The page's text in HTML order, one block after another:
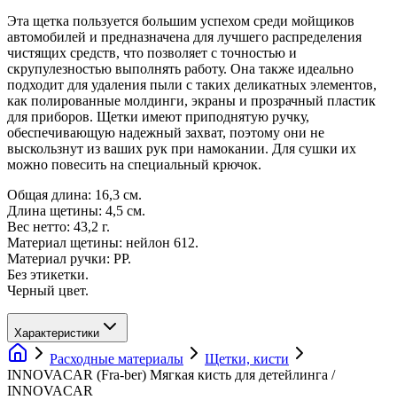
Эта щетка пользуется большим успехом среди мойщиков
автомобилей и предназначена для лучшего распределения
чистящих средств, что позволяет с точностью и
скрупулезностью выполнять работу. Она также идеально
подходит для удаления пыли с таких деликатных элементов,
как полированные молдинги, экраны и прозрачный пластик
для приборов. Щетки имеют приподнятую ручку,
обеспечивающую надежный захват, поэтому они не
выскользнут из ваших рук при намокании. Для сушки их
можно повесить на специальный крючок.
Общая длина: 16,3 см.
Длина щетины: 4,5 см.
Вес нетто: 43,2 г.
Материал щетины: нейлон 612.
Материал ручки: PP.
Без этикетки.
Черный цвет.
Характеристики
Расходные материалы
Щетки, кисти
INNOVACAR (Fra-ber) Мягкая кисть для детейлинга /
INNOVACAR